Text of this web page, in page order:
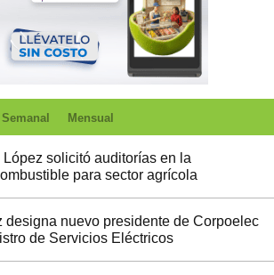
Semanal Mensual
solicitó auditorías en la
para sector agrícola
designa nuevo presidente de Corpoelec
de Servicios Eléctricos